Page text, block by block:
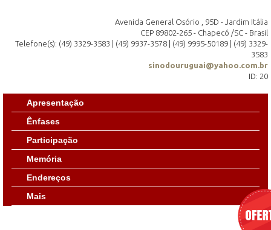
Avenida General Osório , 95D - Jardim Itália
CEP 89802-265 - Chapecó /SC - Brasil
Telefone(s): (49) 3329-3583 | (49) 9937-3578 | (49) 9995-50189 | (49) 3329-
3583
sinodouruguai@yahoo.com.br
ID: 20
Apresentação
Ênfases
Participação
Memória
Endereços
Mais